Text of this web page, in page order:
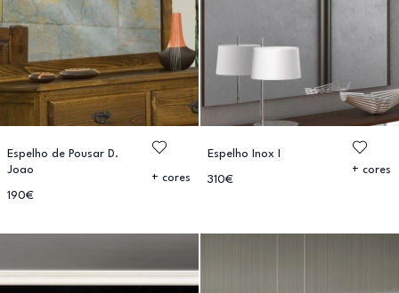
Espelho de Pousar D.
Joao
190€
+ cores
Espelho Inox I
310€
+ cores